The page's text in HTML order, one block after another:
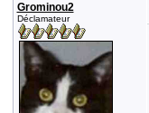
Grominou2
Déclamateur